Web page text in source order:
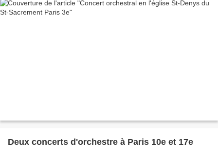
Deux concerts d'orchestre à Paris 10e et 17e